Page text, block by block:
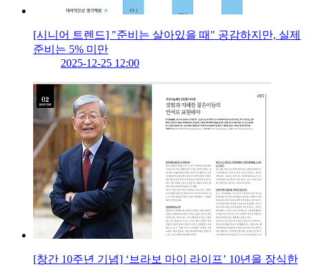
[시니어 트렌드] "준비는 살아있을 때" 공감하지만, 실제
준비는 5% 미만
2025-12-25 12:00
[창간 10주년 기념] ‘브라보 마이 라이프’ 10년을 장식한